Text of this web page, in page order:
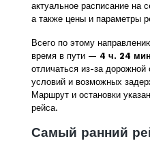
актуальное расписание на
а также цены и параметры
Всего по этому
время в пути — 4 ч. 24
отличаться из-за дорожной
условий и возможных
Маршрут и остановки
рейса.
Самый ранний